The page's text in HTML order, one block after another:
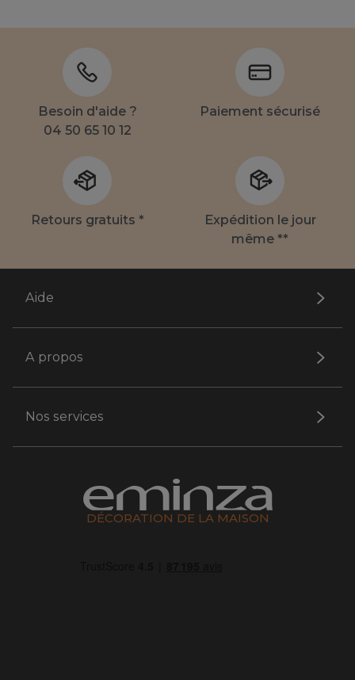
Besoin d'aide ?
04 50 65 10 12
Paiement sécurisé
Retours gratuits *
Expédition le jour
même **
Aide
A propos
Nos services
DÉCORATION DE LA MAISON